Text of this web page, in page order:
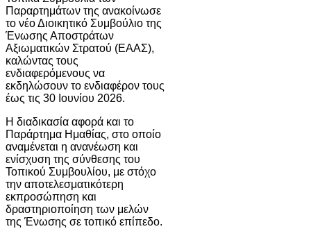
Παραρτημάτων της ανακοίνωσε
το νέο Διοικητικό Συμβούλιο της
Ένωσης Αποστράτων
Αξιωματικών Στρατού (ΕΑΑΣ),
καλώντας τους
ενδιαφερόμενους να
εκδηλώσουν το ενδιαφέρον τους
έως τις 30 Ιουνίου 2026.
Η διαδικασία αφορά και το
Παράρτημα Ημαθίας, στο οποίο
αναμένεται η ανανέωση και
ενίσχυση της σύνθεσης του
Τοπικού Συμβουλίου, με στόχο
την αποτελεσματικότερη
εκπροσώπηση και
δραστηριοποίηση των μελών
της Ένωσης σε τοπικό επίπεδο.